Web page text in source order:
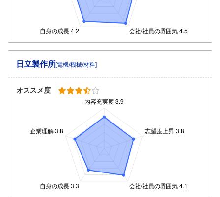
日立製作所[電機/機械/材料]
オススメ度